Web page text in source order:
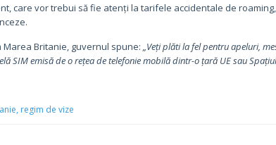
care vor trebui să fie atenți la tarifele accidentale de
Britanie, guvernul spune: „Veți plăti la fel pentru apeluri,
SIM emisă de o rețea de telefonie mobilă dintr-o țară UE sau
regim de vize